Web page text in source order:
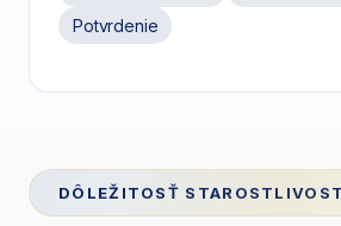
Potvrdenie
DÔLEŽITOSŤ